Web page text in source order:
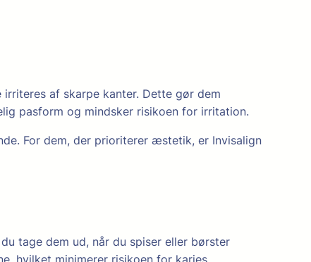
af skarpe kanter. Dette gør dem
pasform og mindsker risikoen for irritation.
For dem, der prioriterer æstetik, er Invisalign
tage dem ud, når du spiser eller børster
hvilket minimerer risikoen for karies.